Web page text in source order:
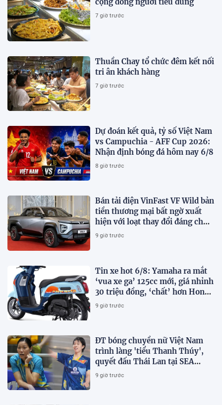
7 giờ trước
Thuần Chay tổ chức đêm kết nối
tri ân khách hàng
7 giờ trước
Dự đoán kết quả, tỷ số Việt Nam
vs Campuchia - AFF Cup 2026:
Nhận định bóng đá hôm nay 6/8
8 giờ trước
Bán tải điện VinFast VF Wild bản
tiền thương mại bất ngờ xuất
hiện với loạt thay đổi đáng chú
ý
9 giờ trước
Tin xe hot 6/8: Yamaha ra mắt
‘vua xe ga’ 125cc mới, giá nhỉnh
30 triệu đồng, ‘chất’ hơn Honda
Vision và SH Mode
9 giờ trước
ĐT bóng chuyền nữ Việt Nam
trình làng 'tiểu Thanh Thúy',
quyết đấu Thái Lan tại SEA
V.Cup 2026
9 giờ trước